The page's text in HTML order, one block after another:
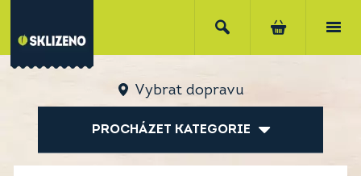
Vybrat dopravu
PROCHÁZET KATEGORIE